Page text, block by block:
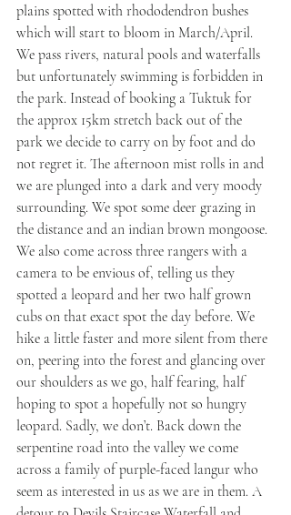
plains spotted with rhododendron bushes
which will start to bloom in March/April.
We pass rivers, natural pools and waterfalls
but unfortunately swimming is forbidden in
the park. Instead of booking a Tuktuk for
the approx 15km stretch back out of the
park we decide to carry on by foot and do
not regret it. The afternoon mist rolls in and
we are plunged into a dark and very moody
surrounding. We spot some deer grazing in
the distance and an indian brown mongoose.
We also come across three rangers with a
camera to be envious of, telling us they
spotted a leopard and her two half grown
cubs on that exact spot the day before. We
hike a little faster and more silent from there
on, peering into the forest and glancing over
our shoulders as we go, half fearing, half
hoping to spot a hopefully not so hungry
leopard. Sadly, we don’t. Back down the
serpentine road into the valley we come
across a family of purple-faced langur who
seem as interested in us as we are in them. A